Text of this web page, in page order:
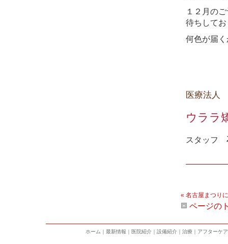
１２月の
待ちして
何色が届
医療法人
ウララ
スタッフ
« 名古屋まつり
ページの
ホーム ｜ 最新情報 ｜ 医院紹介 ｜ 設備紹介 ｜ 治療 ｜ アフターケア